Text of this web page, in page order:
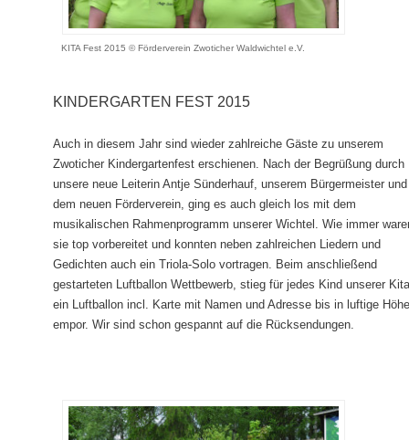
n
KITA Fest 2015 © Förderverein Zwoticher Waldwichtel e.V.
KINDERGARTEN FEST 2015
Auch in diesem Jahr sind wieder zahlreiche Gäste zu unserem
Zwoticher Kindergartenfest erschienen. Nach der Begrüßung durch
unsere neue Leiterin Antje Sünderhauf, unserem Bürgermeister und
dem neuen Förderverein, ging es auch gleich los mit dem
musikalischen Rahmenprogramm unserer Wichtel. Wie immer
sie top vorbereitet und konnten neben zahlreichen Liedern und
Gedichten auch ein Triola-Solo vortragen. Beim anschließend
gestarteten
Luftballon Wettbewerb, stieg für jedes Kind unserer
ein Luftballon incl. Karte mit Namen und Adresse bis in luftige
empor. Wir sind schon gespannt auf die Rücksendungen.